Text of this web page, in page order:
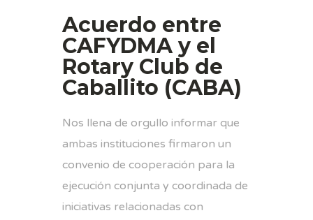
Acuerdo entre
CAFYDMA y el
Rotary Club de
Caballito (CABA)
Nos llena de orgullo informar que
ambas instituciones firmaron un
convenio de cooperación para la
ejecución conjunta y coordinada de
iniciativas relacionadas con